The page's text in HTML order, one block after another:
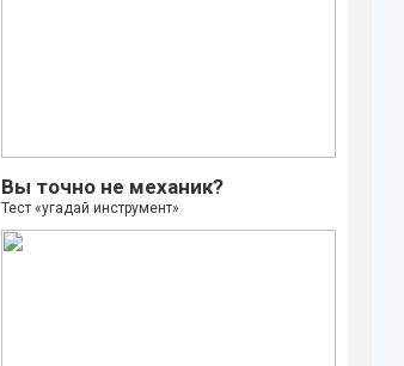
Вы точно не механик?
Тест «угадай инструмент»